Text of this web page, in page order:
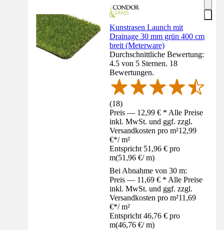
Kunstrasen Launch mit
Drainage 30 mm grün 400 cm
breit (Meterware)
Durchschnittliche Bewertung:
4.5 von 5 Sternen. 18
Bewertungen.
(18)
Preis — 12,99 € * Alle Preise
inkl. MwSt. und ggf. zzgl.
Versandkosten pro m²12,99
€*/ m²
Entspricht 51,96 € pro
m(51,96 €/ m)
Bei Abnahme von 30 m:
Preis — 11,69 € * Alle Preise
inkl. MwSt. und ggf. zzgl.
Versandkosten pro m²11,69
€*/ m²
Entspricht 46,76 € pro
m(46,76 €/ m)